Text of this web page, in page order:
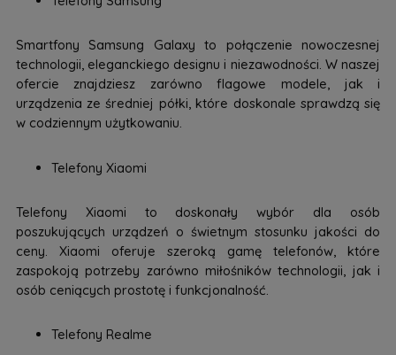
Smartfony Samsung Galaxy to połączenie nowoczesnej
technologii, eleganckiego designu i niezawodności. W naszej
ofercie znajdziesz zarówno flagowe modele, jak i
urządzenia ze średniej półki, które doskonale sprawdzą się
w codziennym użytkowaniu.
Telefony Xiaomi
Telefony Xiaomi to doskonały wybór dla osób
poszukujących urządzeń o świetnym stosunku jakości do
ceny. Xiaomi oferuje szeroką gamę telefonów, które
zaspokoją potrzeby zarówno miłośników technologii, jak i
osób ceniących prostotę i funkcjonalność.
Telefony Realme